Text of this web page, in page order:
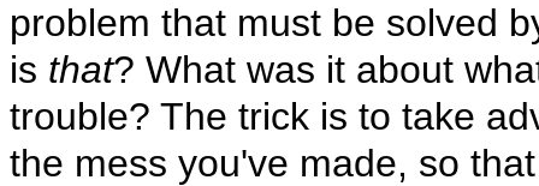
problem that must be solved
is that? What was it about
trouble? The trick is to take
the mess you've made, so